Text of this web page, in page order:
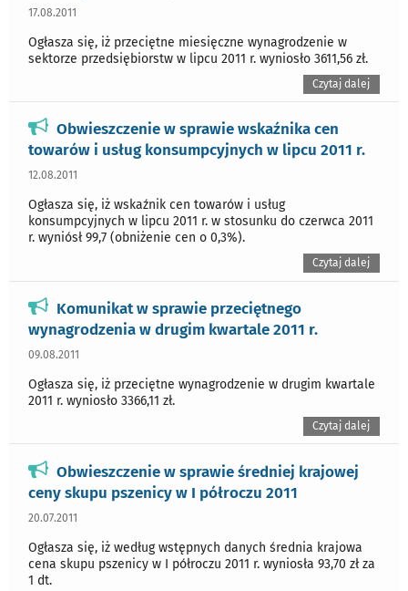
17.08.2011
Ogłasza się, iż przeciętne miesięczne wynagrodzenie w
sektorze przedsiębiorstw w lipcu 2011 r. wyniosło 3611,56 zł.
Czytaj dalej
Obwieszczenie w sprawie wskaźnika cen
towarów i usług konsumpcyjnych w lipcu 2011 r.
12.08.2011
Ogłasza się, iż wskaźnik cen towarów i usług
konsumpcyjnych w lipcu 2011 r. w stosunku do czerwca 2011
r. wyniósł 99,7 (obniżenie cen o 0,3%).
Czytaj dalej
Komunikat w sprawie przeciętnego
wynagrodzenia w drugim kwartale 2011 r.
09.08.2011
Ogłasza się, iż przeciętne wynagrodzenie w drugim kwartale
2011 r. wyniosło 3366,11 zł.
Czytaj dalej
Obwieszczenie w sprawie średniej krajowej
ceny skupu pszenicy w I półroczu 2011
20.07.2011
Ogłasza się, iż według wstępnych danych średnia krajowa
cena skupu pszenicy w I półroczu 2011 r. wyniosła 93,70 zł za
1 dt.